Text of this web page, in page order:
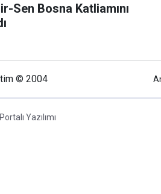
Sen Bosna Katliamını
© 2004
Yazılımı